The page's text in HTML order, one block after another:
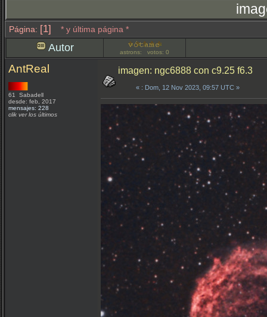
Página: [1] * y última página *
Autor astrons: votos: 0
AntReal
61 Sabadell
desde: feb, 2017
mensajes: 228
clik ver los últimos
imagen: ngc6888 con c9.25 f6.3
« : Dom, 12 Nov 2023, 09:57 UTC »